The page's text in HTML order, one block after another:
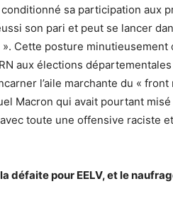
sa participation aux
son pari et peut se lancer
». Cette posture
aux élections
l’aile marchante du «
Macron qui avait pourtant
toute une offensive raciste
défaite pour EELV, et le